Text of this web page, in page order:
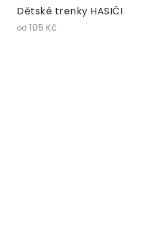
Dětské trenky HASIČI
od 105 Kč